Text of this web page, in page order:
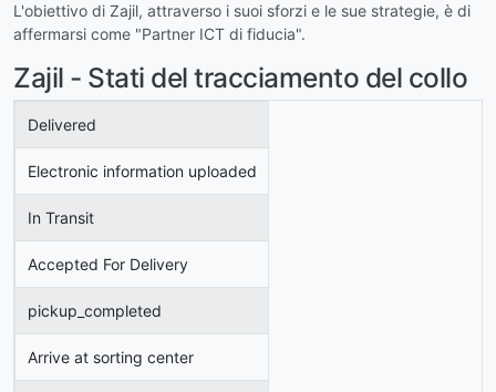
L'obiettivo di Zajil, attraverso i suoi sforzi e le sue strategie, è di
affermarsi come "Partner ICT di fiducia".
Zajil - Stati del tracciamento del collo
Delivered
Electronic information uploaded
In Transit
Accepted For Delivery
pickup_completed
Arrive at sorting center